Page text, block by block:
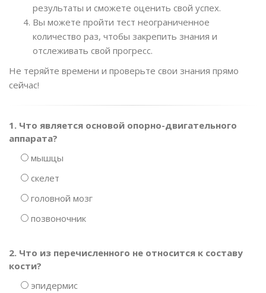
результаты и сможете оценить свой успех.
Вы можете пройти тест неограниченное
количество раз, чтобы закрепить знания и
отслеживать свой прогресс.
Не теряйте времени и проверьте свои знания прямо
сейчас!
1. Что является основой опорно-двигательного
аппарата?
мышцы
скелет
головной мозг
позвоночник
2. Что из перечисленного не относится к составу
кости?
эпидермис